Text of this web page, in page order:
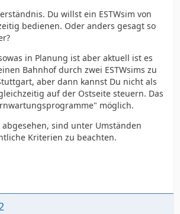
Du willst ein ESTWsim von
bedienen. Oder anders gesagt so
in Planung ist aber aktuell ist es
Bahnhof durch zwei ESTWsims zu
aber dann kannst Du nicht als
auf der Ostseite steuern. Das
möglich.
sind unter Umständen
Kriterien zu beachten.